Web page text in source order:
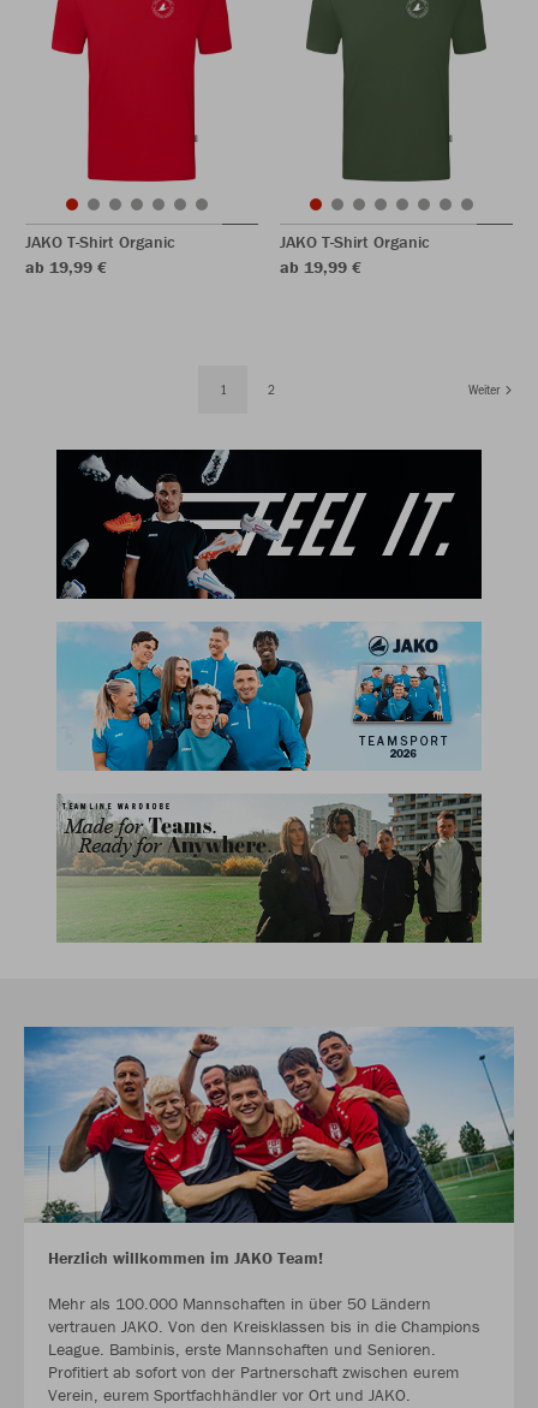
JAKO T-Shirt Organic
ab 19,99 €
JAKO T-Shirt Organic
ab 19,99 €
1 2 Weiter
Herzlich willkommen im JAKO Team!
Mehr als 100.000 Mannschaften in über 50 Ländern
vertrauen JAKO. Von den Kreisklassen bis in die Champions
League. Bambinis, erste Mannschaften und Senioren.
Profitiert ab sofort von der Partnerschaft zwischen eurem
Verein, eurem Sportfachhändler vor Ort und JAKO.